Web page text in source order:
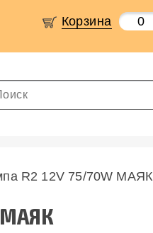
Корзина 0
R2 12V 75/70W МАЯК
МАЯК